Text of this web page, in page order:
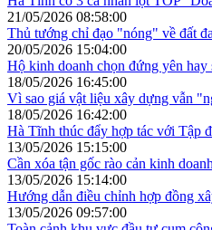
21/05/2026 08:58:00
Thủ tướng chỉ đạo "nóng" về đất
20/05/2026 15:04:00
Hộ kinh doanh chọn đứng yên hay
18/05/2026 16:45:00
Vì sao giá vật liệu xây dựng vẫn
18/05/2026 16:42:00
Hà Tĩnh thúc đẩy hợp tác với Tập
13/05/2026 15:15:00
Cần xóa tận gốc rào cản kinh doanh
13/05/2026 15:14:00
Hướng dẫn điều chỉnh hợp đồng
13/05/2026 09:57:00